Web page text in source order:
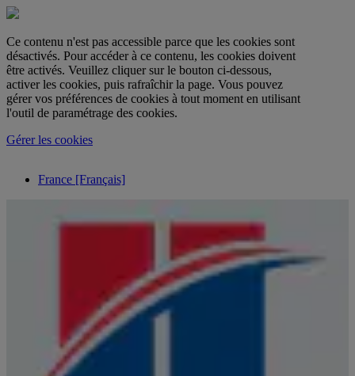
Ce contenu n'est pas accessible parce que les cookies sont
désactivés. Pour accéder à ce contenu, les cookies doivent
être activés. Veuillez cliquer sur le bouton ci-dessous,
activer les cookies, puis rafraîchir la page. Vous pouvez
gérer vos préférences de cookies à tout moment en utilisant
l'outil de paramétrage des cookies.
Gérer les cookies
France [Français]